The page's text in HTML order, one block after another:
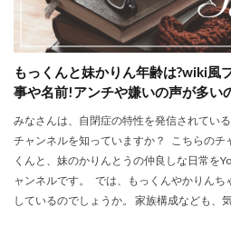
もっくんと妹かりん年齢は?wiki風
事や名前!アンチや嫌いの声が多い
みなさんは、自閉症の特性を発信されてい
チャンネルを知っていますか？ こちらのチ
くんと、妹のかりんとうの仲良しな日常を
ャンネルです。 では、もっくんやかりんち
しているのでしょうか。 家族構成なども、